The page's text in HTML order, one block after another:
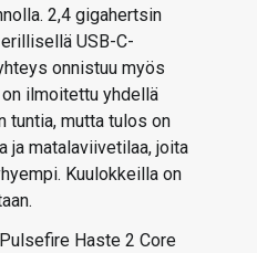
2,4 gigahertsin
USB-C-
onnistuu myös
ilmoitettu yhdellä
tuntia, mutta tulos on
ja matalaviivetilaa, joita
Kuulokkeilla on
Haste 2 Core